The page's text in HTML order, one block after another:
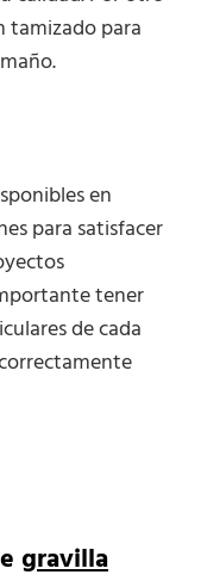
tamizado para
en
para satisfacer
tener
de cada
gravilla